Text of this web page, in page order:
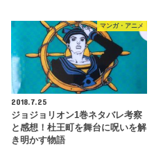
マンガ・アニメ
2018.7.25
ジョジョリオン1巻ネタバレ考察
と感想！杜王町を舞台に呪いを解
き明かす物語